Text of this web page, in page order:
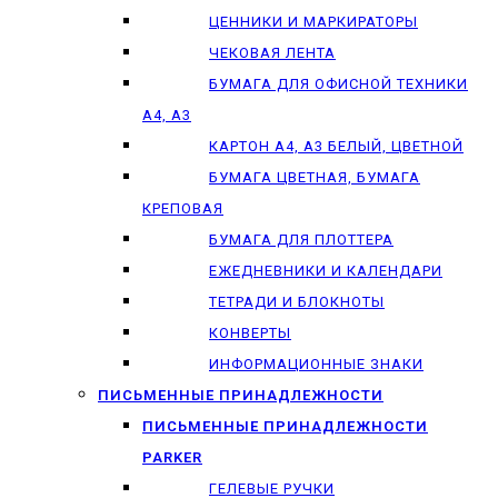
ЦЕННИКИ И МАРКИРАТОРЫ
ЧЕКОВАЯ ЛЕНТА
БУМАГА ДЛЯ ОФИСНОЙ ТЕХНИКИ
А4, А3
КАРТОН А4, А3 БЕЛЫЙ, ЦВЕТНОЙ
БУМАГА ЦВЕТНАЯ, БУМАГА
КРЕПОВАЯ
БУМАГА ДЛЯ ПЛОТТЕРА
ЕЖЕДНЕВНИКИ И КАЛЕНДАРИ
ТЕТРАДИ И БЛОКНОТЫ
КОНВЕРТЫ
ИНФОРМАЦИОННЫЕ ЗНАКИ
ПИСЬМЕННЫЕ ПРИНАДЛЕЖНОСТИ
ПИСЬМЕННЫЕ ПРИНАДЛЕЖНОСТИ
PARKER
ГЕЛЕВЫЕ РУЧКИ